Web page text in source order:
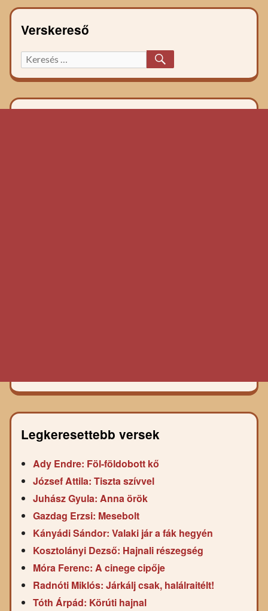
Verskereső
Keresett
főzelék
Legkeresettebb versek
Ady Endre: Föl-földobott kő
József Attila: Tiszta szívvel
Juhász Gyula: Anna örök
Gazdag Erzsi: Mesebolt
Kányádi Sándor: Valaki jár a fák hegyén
Kosztolányi Dezső: Hajnali részegség
Móra Ferenc: A cinege cipője
Radnóti Miklós: Járkálj csak, halálraitélt!
Tóth Árpád: Körúti hajnal